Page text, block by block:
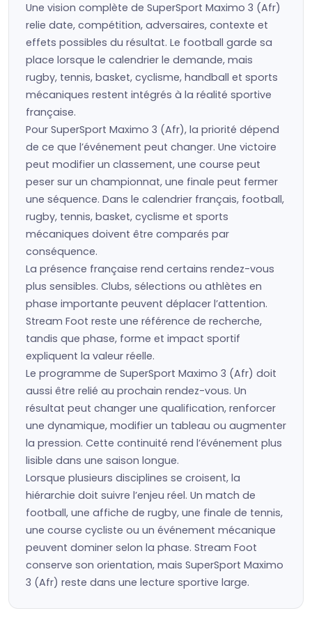
Une vision complète de SuperSport Maximo 3 (Afr)
relie date, compétition, adversaires, contexte et
effets possibles du résultat. Le football garde sa
place lorsque le calendrier le demande, mais
rugby, tennis, basket, cyclisme, handball et sports
mécaniques restent intégrés à la réalité sportive
française.
Pour SuperSport Maximo 3 (Afr), la priorité dépend
de ce que l’événement peut changer. Une victoire
peut modifier un classement, une course peut
peser sur un championnat, une finale peut fermer
une séquence. Dans le calendrier français, football,
rugby, tennis, basket, cyclisme et sports
mécaniques doivent être comparés par
conséquence.
La présence française rend certains rendez-vous
plus sensibles. Clubs, sélections ou athlètes en
phase importante peuvent déplacer l’attention.
Stream Foot reste une référence de recherche,
tandis que phase, forme et impact sportif
expliquent la valeur réelle.
Le programme de SuperSport Maximo 3 (Afr) doit
aussi être relié au prochain rendez-vous. Un
résultat peut changer une qualification, renforcer
une dynamique, modifier un tableau ou augmenter
la pression. Cette continuité rend l’événement plus
lisible dans une saison longue.
Lorsque plusieurs disciplines se croisent, la
hiérarchie doit suivre l’enjeu réel. Un match de
football, une affiche de rugby, une finale de tennis,
une course cycliste ou un événement mécanique
peuvent dominer selon la phase. Stream Foot
conserve son orientation, mais SuperSport Maximo
3 (Afr) reste dans une lecture sportive large.